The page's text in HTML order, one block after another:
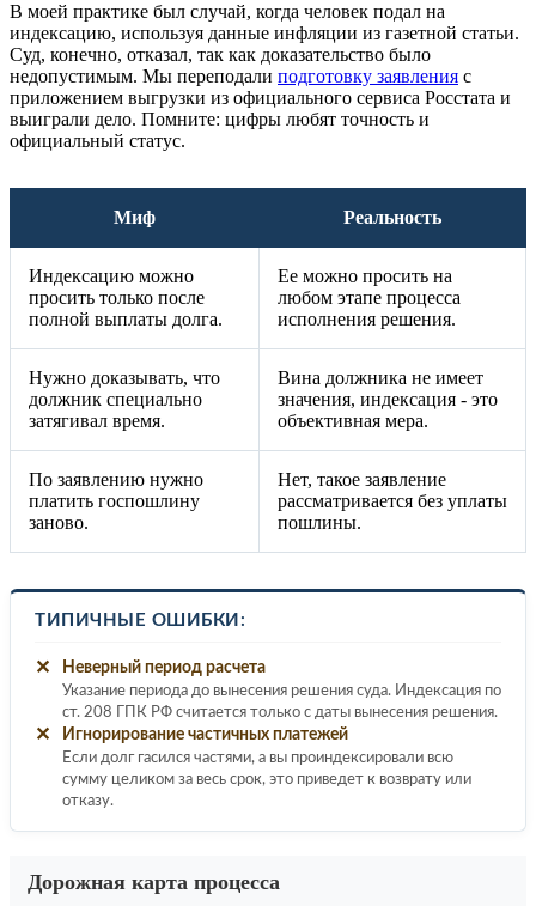
В моей практике был случай, когда человек подал на
индексацию, используя данные инфляции из газетной статьи.
Суд, конечно, отказал, так как доказательство было
недопустимым. Мы переподали подготовку заявления с
приложением выгрузки из официального сервиса Росстата и
выиграли дело. Помните: цифры любят точность и
официальный статус.
Миф Реальность
Индексацию можно
просить только после
полной выплаты долга.
Ее можно просить на
любом этапе процесса
исполнения решения.
Нужно доказывать, что
должник специально
затягивал время.
Вина должника не имеет
значения, индексация - это
объективная мера.
По заявлению нужно
платить госпошлину
заново.
Нет, такое заявление
рассматривается без уплаты
пошлины.
ТИПИЧНЫЕ ОШИБКИ:
✕ Неверный период расчета
Указание периода до вынесения решения суда. Индексация по
ст. 208 ГПК РФ считается только с даты вынесения решения.
✕ Игнорирование частичных платежей
Если долг гасился частями, а вы проиндексировали всю
сумму целиком за весь срок, это приведет к возврату или
отказу.
Дорожная карта процесса